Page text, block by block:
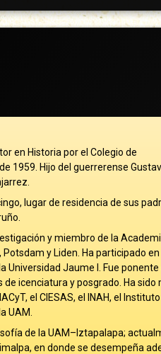
en Historia por el Colegio de
1959. Hijo del guerrerense
lugar de residencia de sus
y miembro de la
y Liden. Ha participado
Universidad Jaume I. Fue
icenciatura y posgrado. Ha
el CIESAS, el INAH, el
UAM.
de la UAM–Iztapalapa;
en donde se desempeña